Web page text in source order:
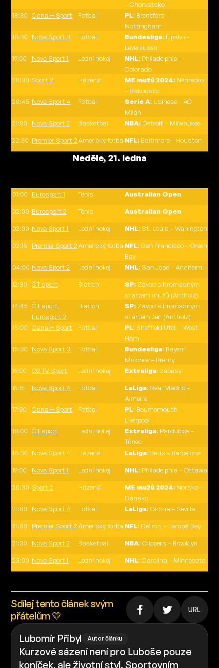
– Chorvatsko
18:30 Canal+ Sport Fotbal PL: Brentford –
Nottingham
18:30
Nova Sport 3 Fotbal Bundesliga: Lipsko –
Leverkusen
19:00
Nova Sport 1 Lední hokej NHL: Philadelphia –
Colorado
20:30 Sport 2 Házená ME mužů 2024: Německo
– Rakousko
20:45 Nova Sport 4 Fotbal Serie A: Udinese – AC
Milán
21:00
Nova Sport 2 Basketbal NBA: Detroit – Milwaukee
22:30 Premier Sport 2 Americký fotbalNFL: Baltimore – Houston
Neděle, 21. ledna
01:00 Eurosport 1 Tenis Australian Open
02:00 Eurosport 2 Tenis Australian Open
02:00 Nova Sport 1 Lední hokej NHL: St. Louis – Wahington
02:15 Premier Sport 2 Americký fotbalNFL: San Francisco – Green
Bay
04:00 Nova Sport 2 Lední hokej NHL: San Jose – Anaheim
12:30 ČT sport Biatlon SP: Závod s hromadným
startem mužů (Antholz)
14:45 ČT sport
Eurosport 2
Biatlon SP: Závod s hromadným
startem žen (Antholz)
15:00 Canal+ Sport Fotbal PL: Sheffield Utd. – West
Ham
15:30
Nova Sport 3 Fotbal Bundesliga: Bayern
Mnichov – Brémy
16:00
O2 TV Sport Lední hokej Extraliga: zápasy
16:15 Nova Sport 4 Fotbal LaLiga: Real Madrid –
Almería
17:30
Canal+ Sport Fotbal PL: Bournemouth –
Liverpool
18:00 ČT sport Lední hokej Extraliga: Pardubice –
Třinec
18:30
Nova Sport 4 Házená LaLiga: Betis – Barcelona
19:00 Nova Sport 1 Lední hokej NHL: Philadelphia – Ottawa
20:30 Sport 2 Házená ME mužů 2024: Norsko –
Dánsko
21:00
Nova Sport 4 Fotbal LaLiga: Girona – Sevilla
21:00 Premier Sport 2 Americký fotbalNFL: Detroit – Tampa Bay
21:30 Nova Sport 2 Basketbal NBA: Clippers – Brooklyn
23:00 Nova Sport 1 Lední hokej NHL: Carolina – Minnesota
Sdílej tento článek svým
přátelům 💛
URL
Lubomír Přibyl Autor článku
Kurzové sázení není pro Luboše pouze
koníček, ale životní styl. Sportovním